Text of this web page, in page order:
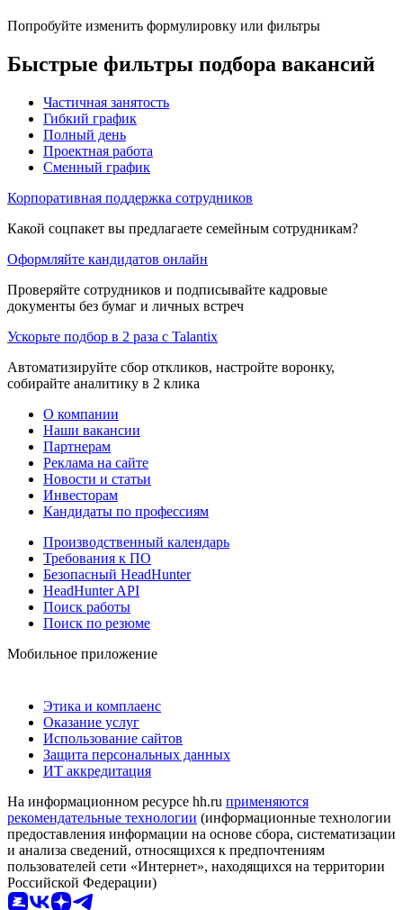
Попробуйте изменить формулировку или фильтры
Быстрые фильтры подбора вакансий
Частичная занятость
Гибкий график
Полный день
Проектная работа
Сменный график
Корпоративная поддержка сотрудников
Какой соцпакет вы предлагаете семейным сотрудникам?
Оформляйте кандидатов онлайн
Проверяйте сотрудников и подписывайте кадровые
документы без бумаг и личных встреч
Ускорьте подбор в 2 раза с Talantix
Автоматизируйте сбор откликов, настройте воронку,
собирайте аналитику в 2 клика
О компании
Наши вакансии
Партнерам
Реклама на сайте
Новости и статьи
Инвесторам
Кандидаты по профессиям
Производственный календарь
Требования к ПО
Безопасный HeadHunter
HeadHunter API
Поиск работы
Поиск по резюме
Мобильное приложение
Этика и комплаенс
Оказание услуг
Использование сайтов
Защита персональных данных
ИТ аккредитация
На информационном ресурсе hh.ru применяются
рекомендательные технологии (информационные технологии
предоставления информации на основе сбора, систематизации
и анализа сведений, относящихся к предпочтениям
пользователей сети «Интернет», находящихся на территории
Российской Федерации)